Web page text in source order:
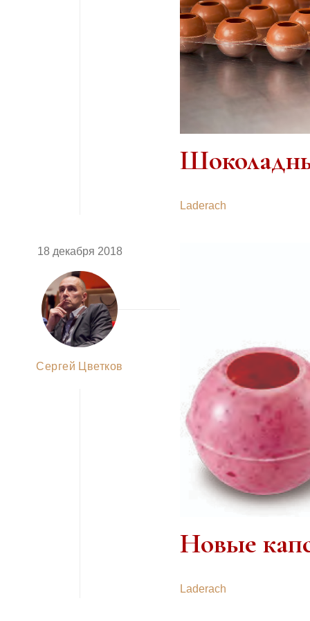
Laderach
18 декабря 2018
Сергей Цветков
Новые
Laderach